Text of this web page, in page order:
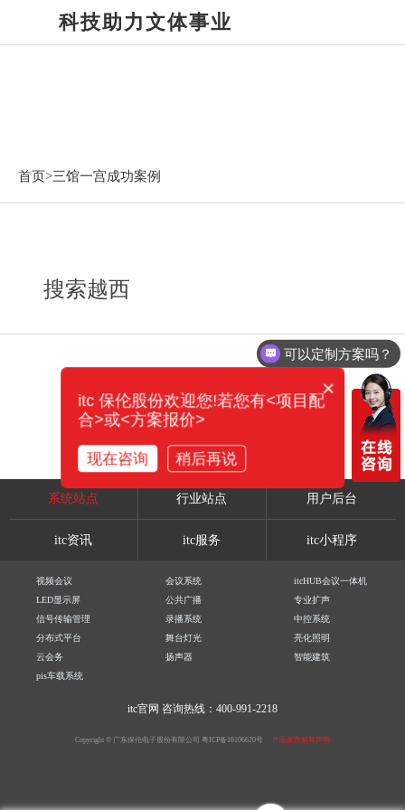
科技助力文体事业
首页>三馆一宫成功案例
搜索越西
系统站点 行业站点 用户后台
itc资讯 itc服务 itc小程序
视频会议 会议系统
itcHUB会议一体机
LED显示屏
公共广播
专业扩声
信号传输管理
录播系统
中控系统
分布式平台
舞台灯光
亮化照明
云会务
扬声器
智能建筑
pis车载系统
itc官网 咨询热线：400-991-2218
Copyright © 广东保伦电子股份有限公司 粤ICP备16106620号 产品参数解释声明
可以定制方案吗？
×
itc 保伦股份欢迎您!若您有<项目配
合>或<方案报价>
现在咨询 稍后再说